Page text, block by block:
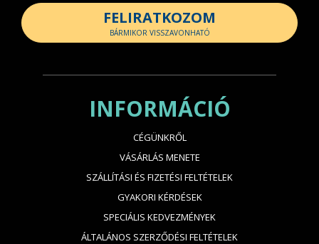
FELIRATKOZOM
BÁRMIKOR VISSZAVONHATÓ
INFORMÁCIÓ
CÉGÜNKRŐL
VÁSÁRLÁS MENETE
SZÁLLÍTÁSI ÉS FIZETÉSI FELTÉTELEK
GYAKORI KÉRDÉSEK
SPECIÁLIS KEDVEZMÉNYEK
ÁLTALÁNOS SZERZŐDÉSI FELTÉTELEK